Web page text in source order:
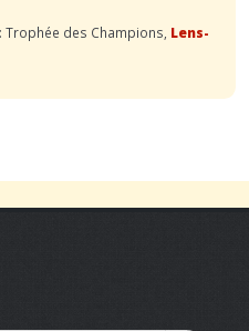
: Trophée des Champions, Lens-